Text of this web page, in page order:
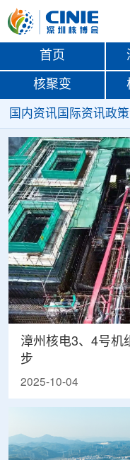
首页
核聚变
国内资讯 国际资讯政
漳州核电3、4号机
步
2025-10-04